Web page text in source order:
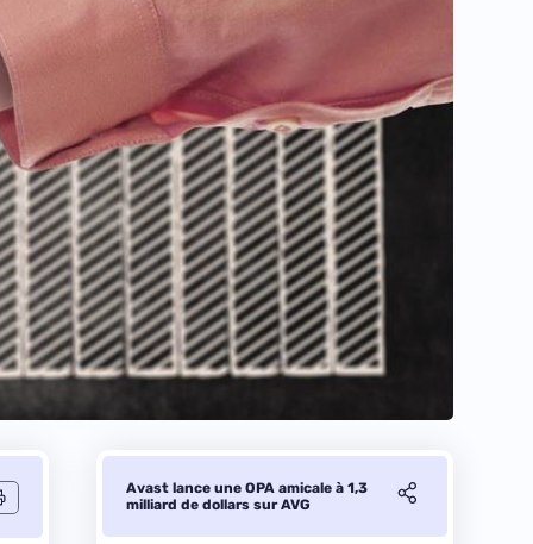
Avast lance une OPA amicale à 1,3
milliard de dollars sur AVG